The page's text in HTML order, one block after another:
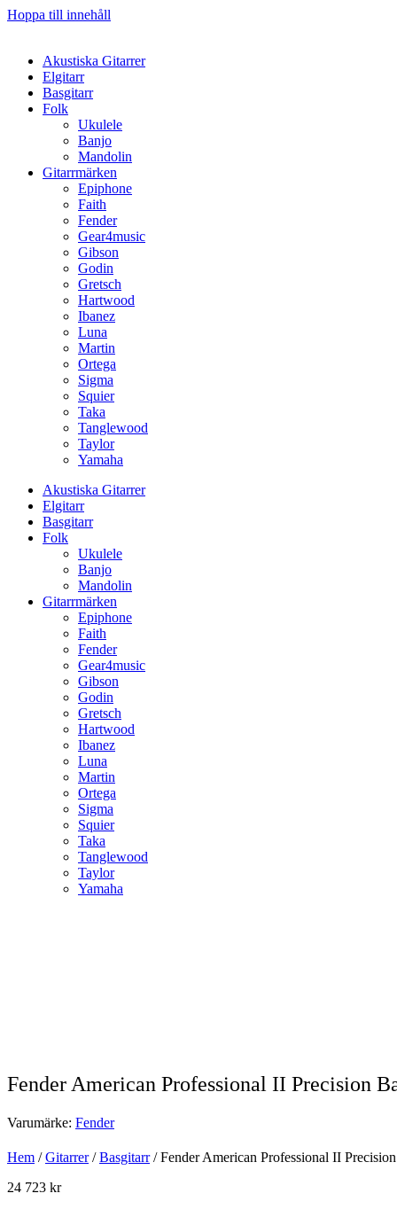
Hoppa till innehåll
Akustiska Gitarrer
Elgitarr
Basgitarr
Folk
Ukulele
Banjo
Mandolin
Gitarrmärken
Epiphone
Faith
Fender
Gear4music
Gibson
Godin
Gretsch
Hartwood
Ibanez
Luna
Martin
Ortega
Sigma
Squier
Taka
Tanglewood
Taylor
Yamaha
Akustiska Gitarrer
Elgitarr
Basgitarr
Folk
Ukulele
Banjo
Mandolin
Gitarrmärken
Epiphone
Faith
Fender
Gear4music
Gibson
Godin
Gretsch
Hartwood
Ibanez
Luna
Martin
Ortega
Sigma
Squier
Taka
Tanglewood
Taylor
Yamaha
Fender American Professional II Precision
Varumärke: Fender
Hem /Gitarrer/Basgitarr/ Fender American Professional II
24 723 kr